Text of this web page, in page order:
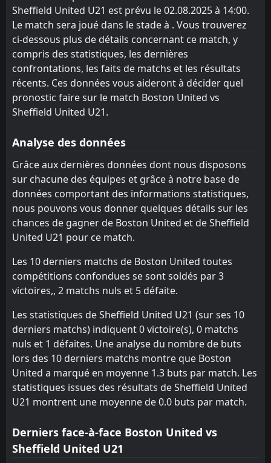
Sheffield United U21 est prévu le 02.08.2025 à 14:00.
Le match sera joué dans le stade à . Vous trouverez
ci-dessous plus de détails concernant ce match, y
compris des statistiques, les dernières
confrontations, les faits de matchs et les résultats
récents. Ces données vous aideront à décider quel
pronostic faire sur le match Boston United vs
Sheffield United U21.
Analyse des données
Grâce aux dernières données dont nous disposons
sur chacune des équipes et grâce à notre base de
données comportant des informations statistiques,
nous pouvons vous donner quelques détails sur les
chances de gagner de Boston United et de Sheffield
United U21 pour ce match.
Les 10 derniers matchs de Boston United toutes
compétitions confondues se sont soldés par 3
victoires,, 2 matchs nuls et 5 défaite.
Les statistiques de Sheffield United U21 (sur ses 10
derniers matchs) indiquent 0 victoire(s), 0 matchs
nuls et 1 défaites. Une analyse du nombre de buts
lors des 10 derniers matchs montre que Boston
United a marqué en moyenne 1.3 buts par match. Les
statistiques issues des résultats de Sheffield United
U21 montrent une moyenne de 0.0 buts par match.
Derniers face-à-face Boston United vs
Sheffield United U21